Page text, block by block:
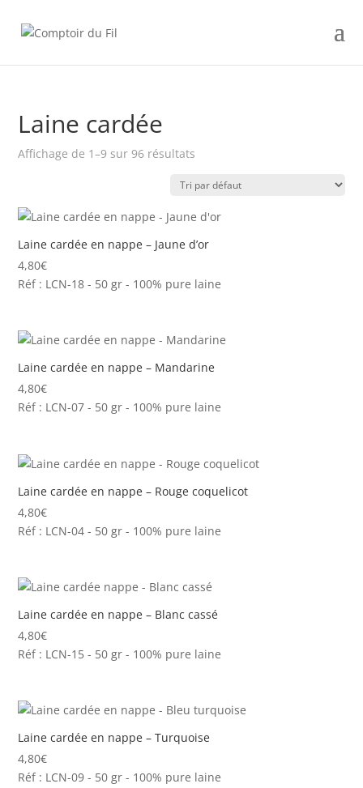
Laine cardée
Affichage de 1–9 sur 96 résultats
Laine cardée en nappe – Jaune d’or
4,80€
Réf : LCN-18 - 50 gr - 100% pure laine
Laine cardée en nappe – Mandarine
4,80€
Réf : LCN-07 - 50 gr - 100% pure laine
Laine cardée en nappe – Rouge coquelicot
4,80€
Réf : LCN-04 - 50 gr - 100% pure laine
Laine cardée en nappe – Blanc cassé
4,80€
Réf : LCN-15 - 50 gr - 100% pure laine
Laine cardée en nappe – Turquoise
4,80€
Réf : LCN-09 - 50 gr - 100% pure laine